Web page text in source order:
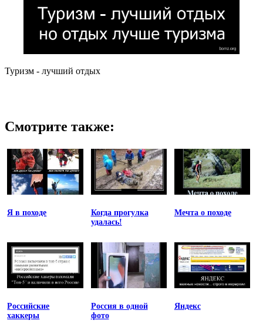
Туризм - лучший отдых
Смотрите также:
Я в походе
Когда прогулка
удалась!
Мечта о походе
Российские
хаккеры
Россия в одной
фото
Яндекс